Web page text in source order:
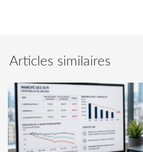
Articles similaires